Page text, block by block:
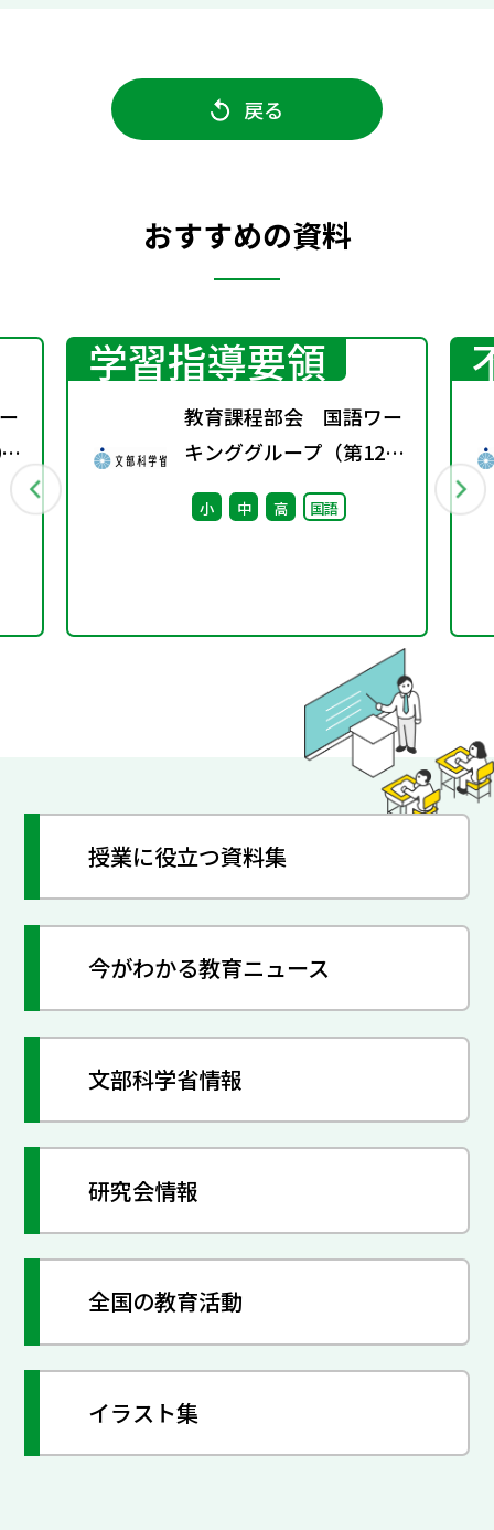
戻る
おすすめの資料
学習指導要領
教育課程部会 国語ワー
キンググループ（第12
回） 配付資料
小 中 高 国語
授業に役立つ資料集
今がわかる教育ニュース
文部科学省情報
研究会情報
全国の教育活動
イラスト集